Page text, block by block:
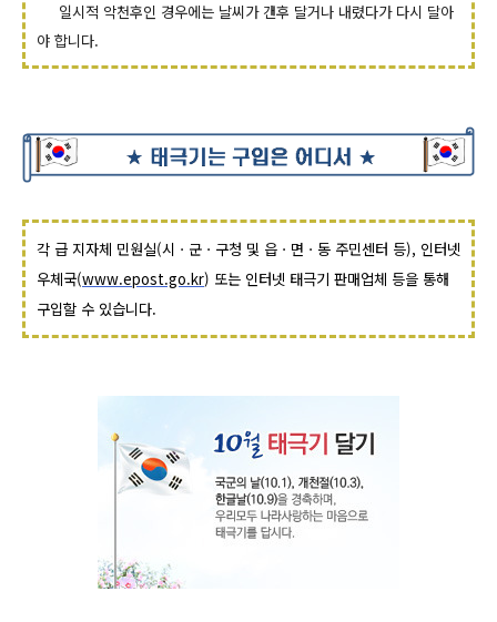
일시적 악천후인 경우에는 날씨가 갠후 달거나 내렸다가 다시 달아
야 합니다.
각 급 지자체 민원실(시ㆍ군ㆍ구청 및 읍ㆍ면ㆍ동 주민센터 등), 인터넷
우체국(www.epost.go.kr) 또는 인터넷 태극기 판매업체 등을 통해
구입할 수 있습니다.